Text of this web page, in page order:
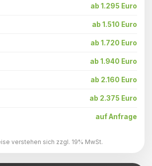
ab 1.295 Euro
ab 1.510 Euro
ab 1.720 Euro
ab 1.940 Euro
ab 2.160 Euro
ab 2.375 Euro
auf Anfrage
verstehen sich zzgl. 19% MwSt.